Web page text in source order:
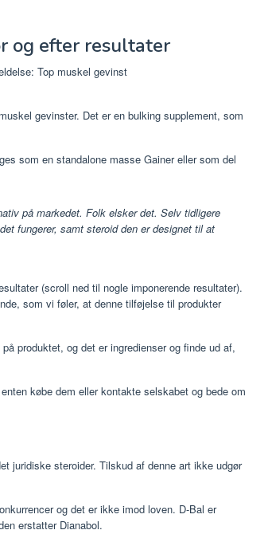
og efter resultater
gevinster. Det er en bulking supplement, som
som en standalone masse Gainer eller som del
på markedet. Folk elsker det. Selv tidligere
fungerer, samt steroid den er designet til at
(scroll ned til nogle imponerende resultater).
som vi føler, at denne tilføjelse til produkter
produktet, og det er ingredienser og finde ud af,
købe dem eller kontakte selskabet og bede om
juridiske steroider. Tilskud af denne art ikke udgør
og det er ikke imod loven. D-Bal er
erstatter Dianabol.